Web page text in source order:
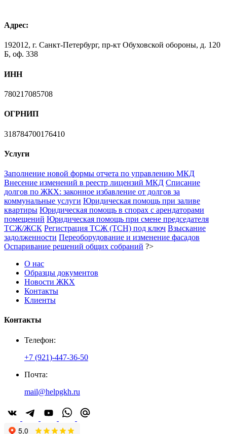
Адрес:
192012, г. Санкт-Петербург, пр-кт Обуховской обороны, д. 120
Б, оф. 338
ИНН
780217085708
ОГРНИП
318784700176410
Услуги
Заполнение новой формы отчета по управлению МКД
Внесение изменений в реестр лицензий МКД Списание
долгов по ЖКХ: законное избавление от долгов за
коммунальные услуги Юридическая помощь при заливе
квартиры Юридическая помощь в спорах с арендаторами
помещений Юридическая помощь при смене председателя
ТСЖ/ЖСК Регистрация ТСЖ (ТСН) под ключ Взыскание
задолженности Переоборудование и изменение фасадов
Оспаривание решений общих собраний ?>
О нас
Образцы документов
Новости ЖКХ
Контакты
Клиенты
Контакты
Телефон:
+7 (921)-447-36-50
Почта:
mail@helpgkh.ru